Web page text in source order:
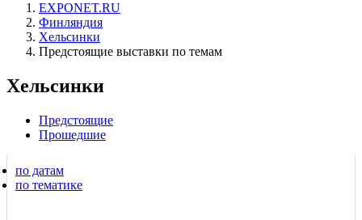
EXPONET.RU
Финляндия
Хельсинки
Предстоящие выставки по темам
Хельсинки
Предстоящие
Прошедшие
по датам
по тематике